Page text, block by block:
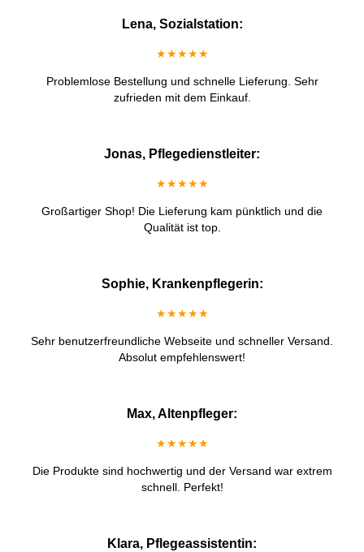
Lena, Sozialstation:
★★★★★
Problemlose Bestellung und schnelle Lieferung. Sehr
zufrieden mit dem Einkauf.
Jonas, Pflegedienstleiter:
★★★★★
Großartiger Shop! Die Lieferung kam pünktlich und die
Qualität ist top.
Sophie, Krankenpflegerin:
★★★★★
Sehr benutzerfreundliche Webseite und schneller Versand.
Absolut empfehlenswert!
Max, Altenpfleger:
★★★★★
Die Produkte sind hochwertig und der Versand war extrem
schnell. Perfekt!
Klara, Pflegeassistentin: